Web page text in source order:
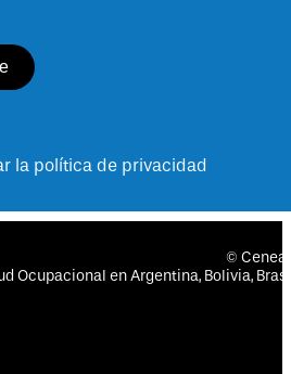
la política de privacidad
©
Ocupacional en Argentina, Bolivia,